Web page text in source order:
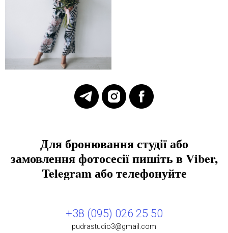
Для бронювання студії або
замовлення фотосесії пишіть в Viber,
Telegram або телефонуйте
+38 (095) 026 25 50
pudrastudio3@gmail.com